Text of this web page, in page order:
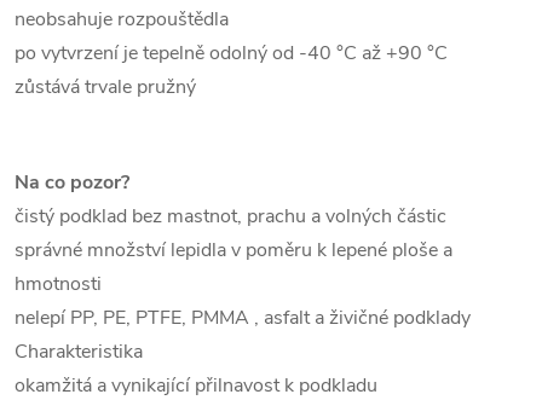
neobsahuje rozpouštědla
po vytvrzení je tepelně odolný od -40 °C až +90 °C
zůstává trvale pružný
Na co pozor?
čistý podklad bez mastnot, prachu a volných částic
správné množství lepidla v poměru k lepené ploše a
hmotnosti
nelepí PP, PE, PTFE, PMMA , asfalt a živičné podklady
Charakteristika
okamžitá a vynikající přilnavost k podkladu